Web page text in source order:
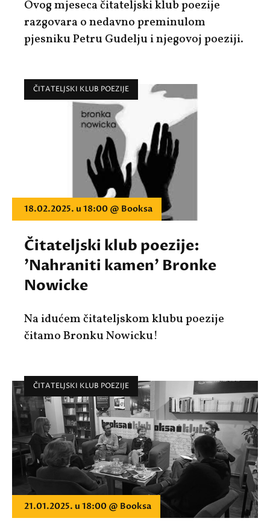
Ovog mjeseca čitateljski klub poezije
razgovara o nedavno preminulom
pjesniku Petru Gudelju i njegovoj poeziji.
ČITATELJSKI KLUB POEZIJE
18.02.2025. u 18:00 @ Booksa
Čitateljski klub poezije:
'Nahraniti kamen' Bronke
Nowicke
Na idućem čitateljskom klubu poezije
čitamo Bronku Nowicku!
ČITATELJSKI KLUB POEZIJE
21.01.2025. u 18:00 @ Booksa